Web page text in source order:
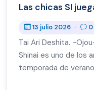
Las chicas SI
13 julio 2026 ·
Tai Ari Deshita.
Shinai es uno de los
temporada de